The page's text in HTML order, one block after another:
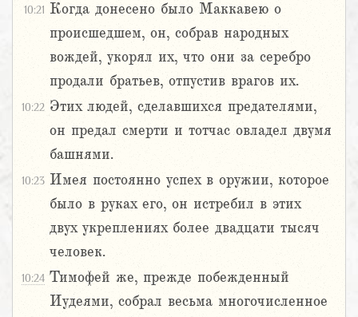
10:21 Когда донесено было Маккавею о
происшедшем, он, собрав народных
вождей, укорял их, что они за серебро
продали братьев, отпустив врагов их.
10:22 Этих людей, сделавшихся предателями,
он предал смерти и тотчас овладел двумя
башнями.
10:23 Имея постоянно успех в оружии, которое
было в руках его, он истребил в этих
двух укреплениях более двадцати тысяч
человек.
10:24 Тимофей же, прежде побежденный
Иудеями, собрал весьма многочисленное